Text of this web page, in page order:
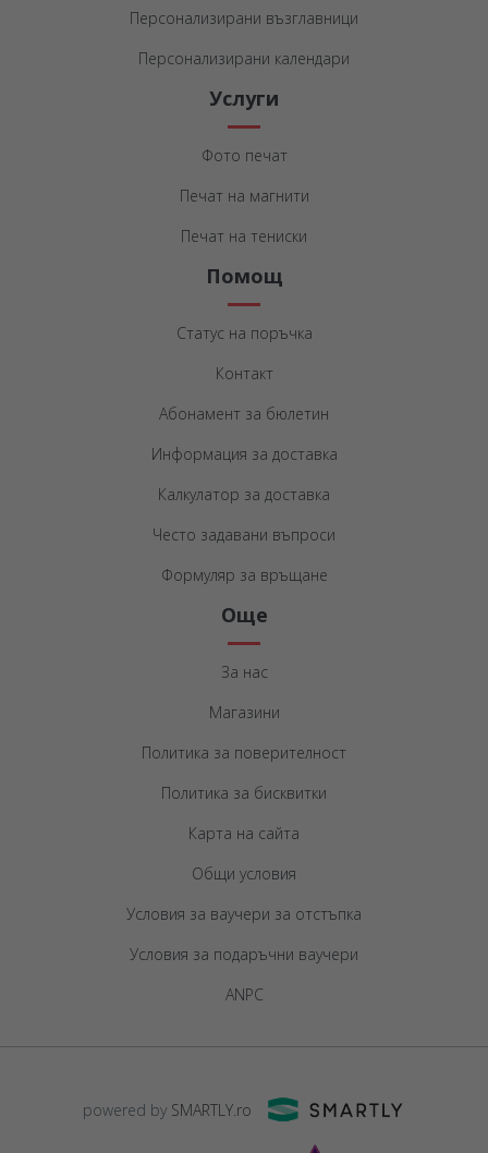
Персонализирани възглавници
Персонализирани календари
Услуги
Фото печат
Печат на магнити
Печат на тениски
Помощ
Статус на поръчка
Контакт
Абонамент за бюлетин
Информация за доставка
Калкулатор за доставка
Често задавани въпроси
Формуляр за връщане
Още
За нас
Магазини
Политика за поверителност
Политика за бисквитки
Карта на сайта
Общи условия
Условия за ваучери за отстъпка
Условия за подаръчни ваучери
ANPC
powered by SMARTLY.ro